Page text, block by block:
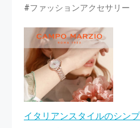
#ファッションアクセサリー
イタリアンスタイルのシン